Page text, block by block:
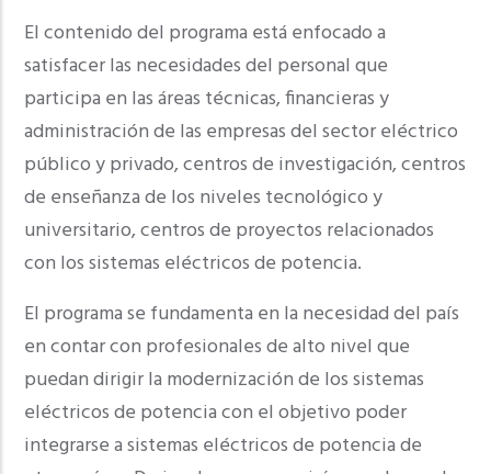
El contenido del programa está enfocado a
satisfacer las necesidades del personal que
participa en las áreas técnicas, financieras y
administración de las empresas del sector eléctrico
público y privado, centros de investigación, centros
de enseñanza de los niveles tecnológico y
universitario, centros de proyectos relacionados
con los sistemas eléctricos de potencia.
El programa se fundamenta en la necesidad del país
en contar con profesionales de alto nivel que
puedan dirigir la modernización de los sistemas
eléctricos de potencia con el objetivo poder
integrarse a sistemas eléctricos de potencia de